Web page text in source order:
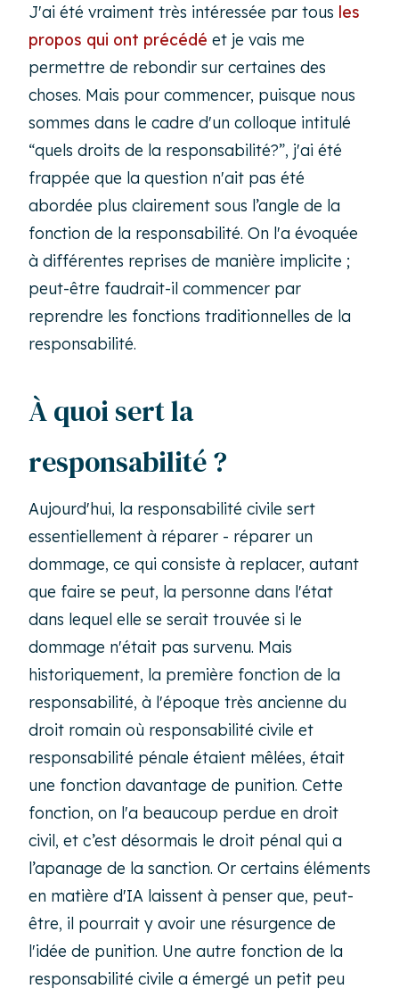
J'ai été vraiment très intéressée par tous les
propos qui ont précédé et je vais me
permettre de rebondir sur certaines des
choses. Mais pour commencer, puisque nous
sommes dans le cadre d'un colloque intitulé
“quels droits de la responsabilité?”, j'ai été
frappée que la question n'ait pas été
abordée plus clairement sous l’angle de la
fonction de la responsabilité. On l'a évoquée
à différentes reprises de manière implicite ;
peut-être faudrait-il commencer par
reprendre les fonctions traditionnelles de la
responsabilité.
À quoi sert la
responsabilité ?
Aujourd'hui, la responsabilité civile sert
essentiellement à réparer - réparer un
dommage, ce qui consiste à replacer, autant
que faire se peut, la personne dans l'état
dans lequel elle se serait trouvée si le
dommage n'était pas survenu. Mais
historiquement, la première fonction de la
responsabilité, à l'époque très ancienne du
droit romain où responsabilité civile et
responsabilité pénale étaient mêlées, était
une fonction davantage de punition. Cette
fonction, on l'a beaucoup perdue en droit
civil, et c’est désormais le droit pénal qui a
l’apanage de la sanction. Or certains éléments
en matière d'IA laissent à penser que, peut-
être, il pourrait y avoir une résurgence de
l'idée de punition. Une autre fonction de la
responsabilité civile a émergé un petit peu